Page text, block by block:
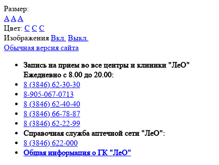
Размер:
AAA
Цвет: C C C
Изображения Вкл. Выкл.
Обычная версия сайта
Запись на прием во все центры и клиники "ЛеО"
Ежедневно с 8.00 до 20.00:
8 (3846) 62-30-30
8-905-067-0713
8 (3846) 62-40-40
8 (3846) 66-78-87
8 (3846) 62-22-99
Справочная служба аптечной сети "ЛеО":
8 (3846) 622-000
Oбщая информация о ГК "ЛеО"